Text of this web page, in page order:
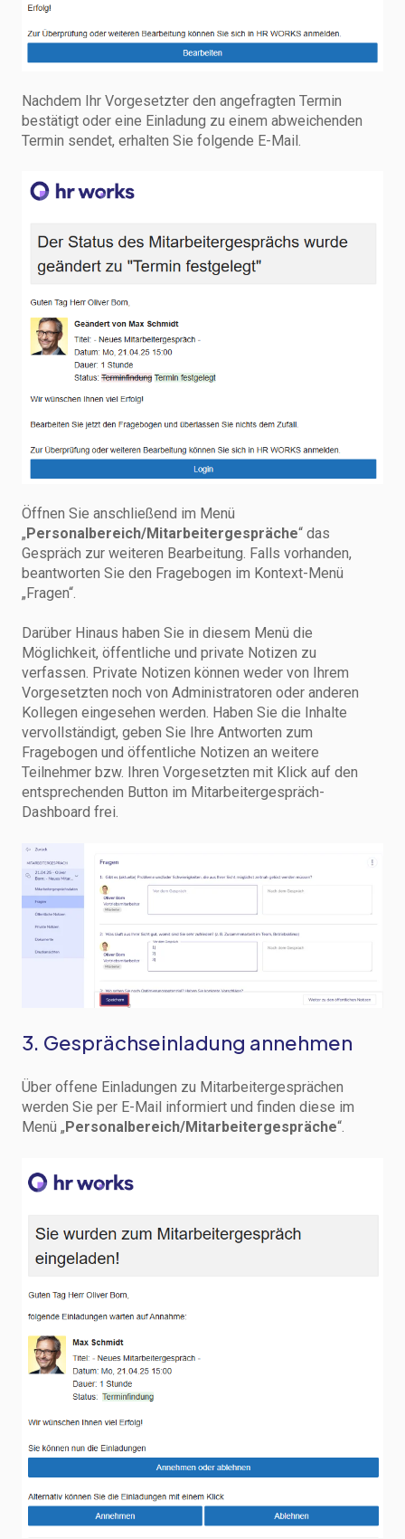
Nachdem Ihr Vorgesetzter den angefragten Termin
bestätigt oder eine Einladung zu einem abweichenden
Termin sendet, erhalten Sie folgende E-Mail.
Öffnen Sie anschließend im Menü
„Personalbereich/Mitarbeitergespräche“ das
Gespräch zur weiteren Bearbeitung. Falls vorhanden,
beantworten Sie den Fragebogen im Kontext-Menü
„Fragen“.
Darüber Hinaus haben Sie in diesem Menü die
Möglichkeit, öffentliche und private Notizen zu
verfassen. Private Notizen können weder von Ihrem
Vorgesetzten noch von Administratoren oder anderen
Kollegen eingesehen werden. Haben Sie die Inhalte
vervollständigt, geben Sie Ihre Antworten zum
Fragebogen und öffentliche Notizen an weitere
Teilnehmer bzw. Ihren Vorgesetzten mit Klick auf den
entsprechenden Button im Mitarbeitergespräch-
Dashboard frei.
3. Gesprächseinladung annehmen
Über offene Einladungen zu Mitarbeitergesprächen
werden Sie per E-Mail informiert und finden diese im
Menü „ Personalbereich/Mitarbeitergespräche“.